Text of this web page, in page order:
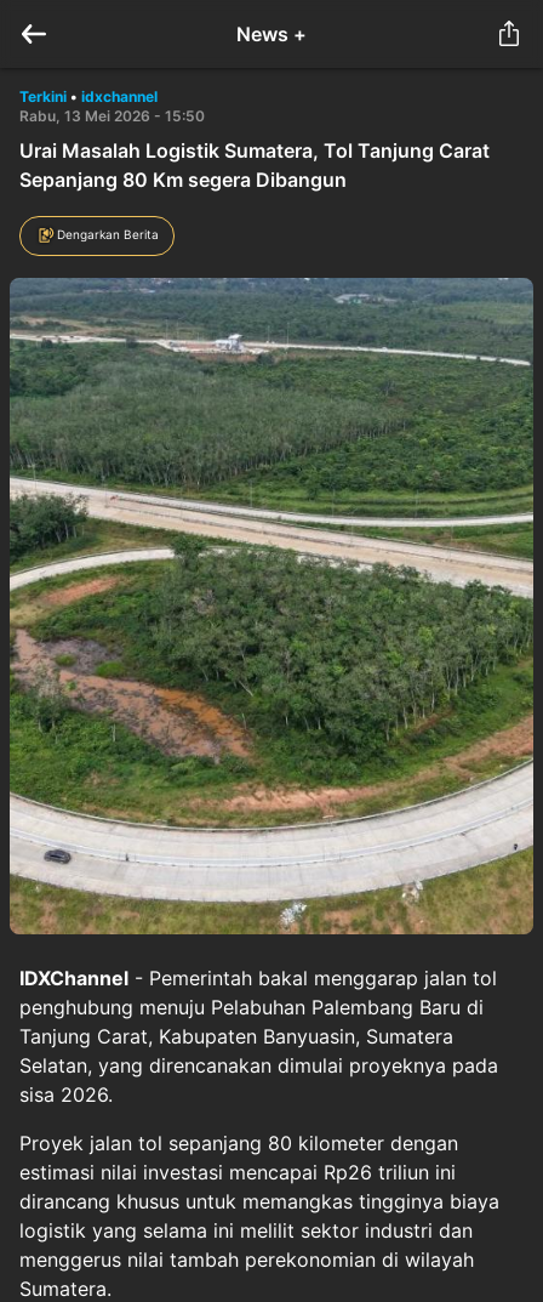
News +
Terkini • idxchannel
Rabu, 13 Mei 2026 - 15:50
Urai Masalah Logistik Sumatera, Tol Tanjung Carat
Sepanjang 80 Km segera Dibangun
Dengarkan Berita
IDXChannel - Pemerintah bakal menggarap jalan tol
penghubung menuju Pelabuhan Palembang Baru di
Tanjung Carat, Kabupaten Banyuasin, Sumatera
Selatan, yang direncanakan dimulai proyeknya pada
sisa 2026.
Proyek jalan tol sepanjang 80 kilometer dengan
estimasi nilai investasi mencapai Rp26 triliun ini
dirancang khusus untuk memangkas tingginya biaya
logistik yang selama ini melilit sektor industri dan
menggerus nilai tambah perekonomian di wilayah
Sumatera.